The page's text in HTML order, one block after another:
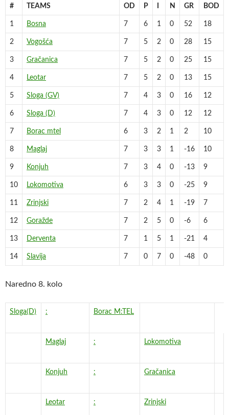
# TEAMS OD P N GR BOD
1 Bosna 7 6 1 0 52 18
2 Vogošća 7 5 2 0 28 15
3 Gračanica 7 5 2 0 25 15
4 Leotar 7 5 2 0 13 15
5 Sloga (GV) 7 4 3 0 16 12
6 Sloga (D) 7 4 3 0 12 12
7 Borac mtel 6 3 2 1 2 10
8 Maglaj 7 3 3 1 -16 10
9 Konjuh 7 3 4 0 -13 9
10 Lokomotiva 6 3 3 0 -25 9
11 Zrinjski 7 2 4 1 -19 7
12 Goražde 7 2 5 0 -6 6
13 Derventa 7 1 5 1 -21 4
14 Slavija 7 0 7 0 -48 0
Naredno 8. kolo
Sloga(D) : Borac M:TEL
Maglaj : Lokomotiva
Konjuh : Gračanica
Leotar : Zrinjski